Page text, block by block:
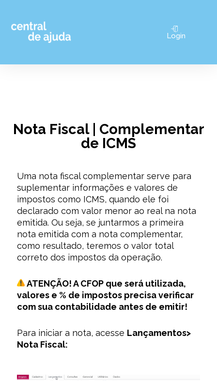
Pular
Login
Nota Fiscal | Complementar
de ICMS
Uma nota fiscal complementar serve para
suplementar informações e valores de
impostos como ICMS, quando ele foi
declarado com valor menor ao real na nota
emitida. Ou seja, se juntarmos a primeira
nota emitida com a nota complementar,
como resultado, teremos o valor total
correto dos impostos da operação.
ATENÇÃO! A CFOP que será utilizada,
valores e % de impostos precisa verificar
com sua contabilidade antes de emitir!
Para iniciar a nota, acesse Lançamentos>
Nota Fiscal: